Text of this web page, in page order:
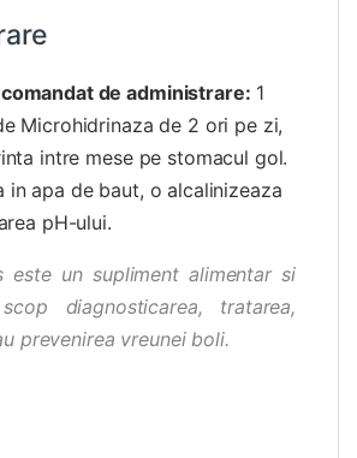
de administrare: 1
Microhidrinaza de 2 ori pe zi,
intre mese pe stomacul gol.
in apa de baut, o alcalinizeaza
pH-ului.
este un supliment alimentar si
diagnosticarea, tratarea,
prevenirea vreunei boli.